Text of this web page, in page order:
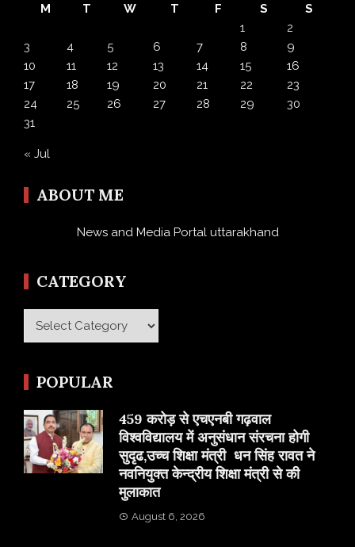
M
T W T F S
S
1
2
3
4 5 6 7 8
9
10
11 12 13 14 15
16
17
18 19 20 21 22
23
24
25 26 27 28 29
30
31
« Jul
ABOUT ME
News and Media Portal uttarakhand
CATEGORY
Category
POPULAR
459 करोड़ से एचएनबी गढ़वाल
विश्वविद्यालय में अनुसंधान संरचना होगी
सुदृढ,उच्च शिक्षा मंत्री धन सिंह रावत ने
नवनियुक्त केन्द्रीय शिक्षा मंत्री से की
मुलाकात
August 6, 2026